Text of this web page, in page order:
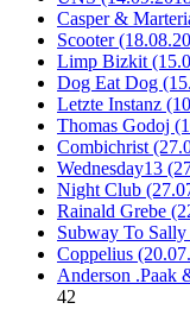
Casper &
Scooter
Limp Bizkit
Dog Eat Dog
Letzte Instanz
Thomas Godoj
Combichrist
Wednesday13
Night Club
Rainald Grebe
Subway To
Coppelius
Anderson .Paak
42